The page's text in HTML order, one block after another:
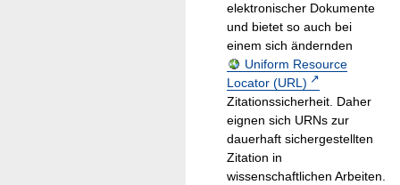
elektronischer Dokumente
und bietet so auch bei
einem sich ändernden
Uniform Resource
Locator (URL)
Zitationssicherheit. Daher
eignen sich URNs zur
dauerhaft sichergestellten
Zitation in
wissenschaftlichen Arbeiten.